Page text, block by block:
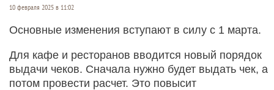
10 февраля 2025 в 11:02
Основные изменения вступают в силу с 1 марта.
Для кафе и ресторанов вводится новый порядок
выдачи чеков. Сначала нужно будет выдать чек, а
потом провести расчет. Это повысит